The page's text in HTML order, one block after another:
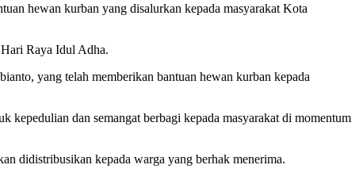
hewan kurban yang disalurkan kepada masyarakat Kota
Raya Idul Adha.
yang telah memberikan bantuan hewan kurban kepada
kepedulian dan semangat berbagi kepada masyarakat di momentum
didistribusikan kepada warga yang berhak menerima.